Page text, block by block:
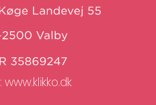
www.klikko.dk